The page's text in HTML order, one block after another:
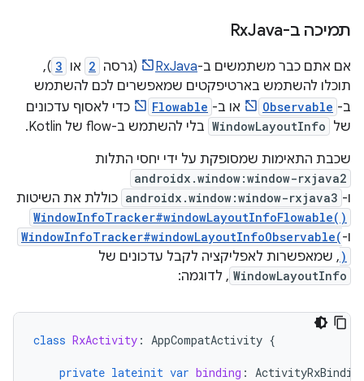
תמיכה ב-RxJava
אם אתם כבר משתמשים ב-RxJava (גרסה 2 או 3
),
תוכלו להשתמש בארטיפקטים שמאפשרים לכם להשתמש
ב- Observable או ב- Flowable
כדי לאסוף עדכונים
של WindowLayoutInfo בלי להשתמש ב-flow של Kotlin.
שכבת התאימות שמסופקת על ידי יחסי התלות
androidx.window:window-rxjava2
ו- androidx.window:window-rxjava3 כוללת את השיטות
WindowInfoTracker#windowLayoutInfoFlowable()
ו-WindowInfoTracker#windowLayoutInfoObservable(
) , שמאפשרות לאפליקציה לקבל עדכונים של
WindowLayoutInfo , לדוגמה:
class RxActivity : AppCompatActivity {
private lateinit var binding :